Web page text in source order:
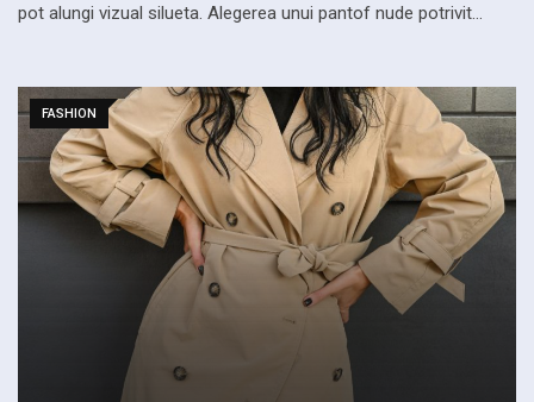
pot alungi vizual silueta. Alegerea unui pantof nude potrivit…
FASHION